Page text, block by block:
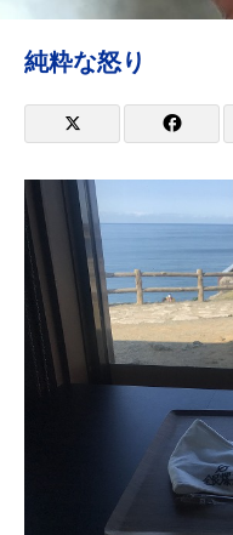
純粋な怒り